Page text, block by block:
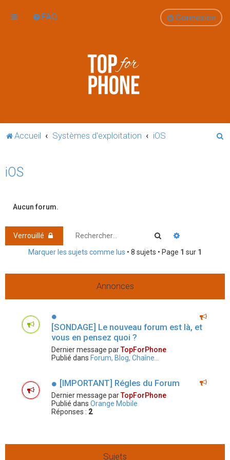
FAQ Connexion
Accueil Systèmes d'exploitation iOS
iOS
Aucun forum.
Verrouillé Rechercher
Marquer les sujets comme lus • 8 sujets • Page 1 sur 1
Annonces
[SONDAGE] Le nouveau forum est là, et
vous en pensez quoi ?
Dernier message parTopForPhone
Publié dans Forum, Blog, Chaîne...
[IMPORTANT] Régles du Forum
Dernier message parTopForPhone
Publié dans Orange Mobile
Réponses : 2
Sujets